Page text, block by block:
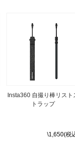
Insta360 自撮り棒リスト
トラップ
\1,650(税